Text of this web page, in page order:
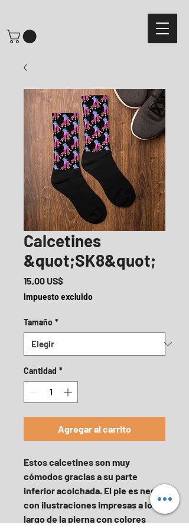
Calcetines
&quot;SK8&quot;
15,00 US$Precio
Impuesto excluido
Tamaño *
Cantidad *
Agregar al carrito
Estos calcetines son muy
cómodos gracias a su parte
inferior acolchada. El pie es negro
con ilustraciones impresas a lo
largo de la pierna con colores